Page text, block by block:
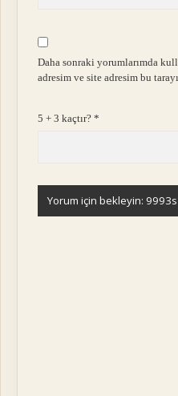
Daha sonraki yorumlarımda
adresim ve site adresim bu
5 + 3 kaçtır?*